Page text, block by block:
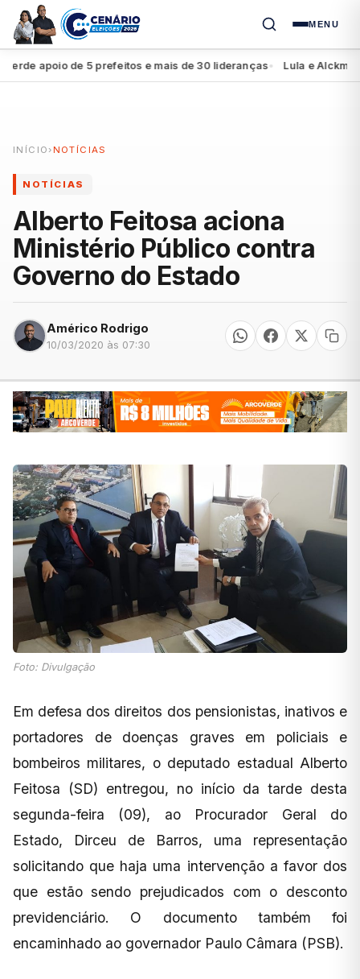
MENU
apoio de 5 prefeitos e mais de 30 lideranças● Lula e Alckmin
INÍCIO › NOTÍCIAS
NOTÍCIAS
Alberto Feitosa aciona
Ministério Público contra
Governo do Estado
Américo Rodrigo
10/03/2020 às 07:30
Foto: Divulgação
Em defesa dos direitos dos pensionistas, inativos e
portadores de doenças graves em policiais e
bombeiros militares, o deputado estadual Alberto
Feitosa (SD) entregou, no início da tarde desta
segunda-feira (09), ao Procurador Geral do
Estado, Dirceu de Barros, uma representação
solicitando que haja uma intervenção a favor dos
que estão sendo prejudicados com o desconto
previdenciário. O documento também foi
encaminhado ao governador Paulo Câmara (PSB).